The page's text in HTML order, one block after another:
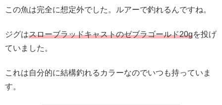
この魚は完全に想定外でした。ルアーで釣れるんですね。
ジグはスローブラッドキャストのゼブラゴールド20gを投げ
ていました。
これは自分的に結構釣れるカラーなのでいつも持っていま
す。